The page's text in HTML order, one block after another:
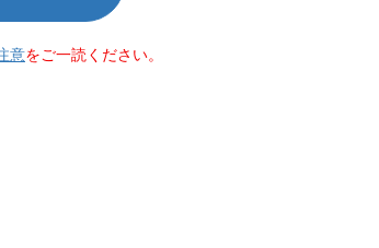
意をご一読ください。